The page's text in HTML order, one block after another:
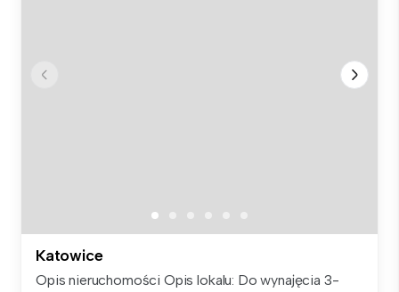
Katowice
Opis nieruchomości Opis lokalu: Do wynajęcia 3-